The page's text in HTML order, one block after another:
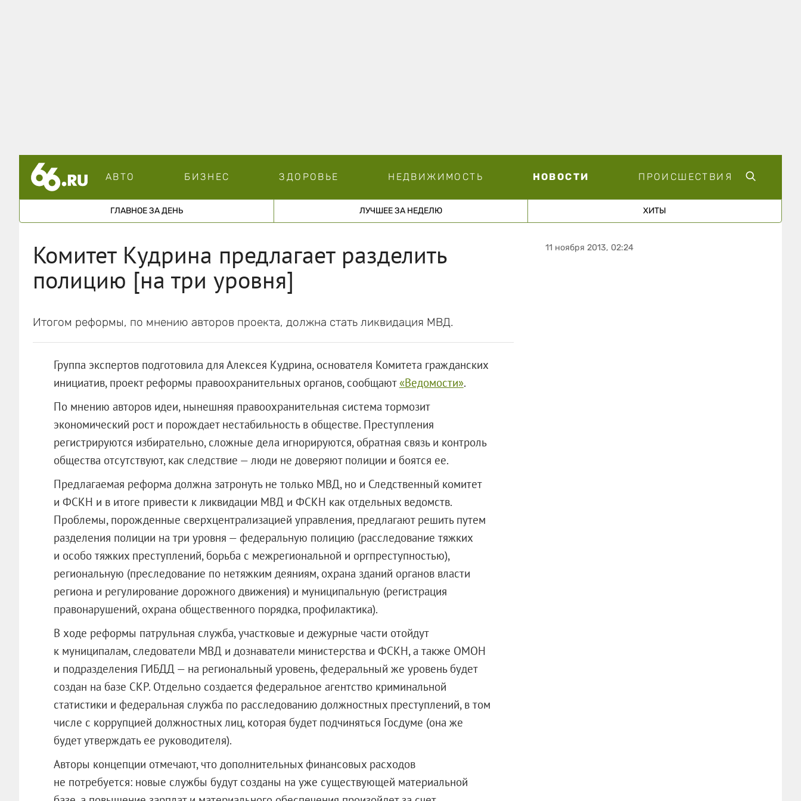
АВТО БИЗНЕС ЗДОРОВЬЕ НЕДВИЖИМОСТЬ НОВОСТИ ПРОИСШЕСТВИЯ
ГЛАВНОЕ ЗА ДЕНЬ ЛУЧШЕЕ ЗА НЕДЕЛЮ ХИТЫ
Комитет Кудрина предлагает разделить
полицию [на три уровня]
Итогом реформы, по мнению авторов проекта, должна стать ликвидация МВД.
Группа экспертов подготовила для Алексея Кудрина, основателя Комитета гражданских
инициатив, проект реформы правоохранительных органов, сообщают«Ведомости».
По мнению авторов идеи, нынешняя правоохранительная система тормозит
экономический рост и порождает нестабильность в обществе. Преступления
регистрируются избирательно, сложные дела игнорируются, обратная связь и контроль
общества отсутствуют, как следствие — люди не доверяют полиции и боятся ее.
Предлагаемая реформа должна затронуть не только МВД, но и Следственный комитет
и ФСКН и в итоге привести к ликвидации МВД и ФСКН как отдельных ведомств.
Проблемы, порожденные сверхцентрализацией управления, предлагают решить путем
разделения полиции на три уровня — федеральную полицию (расследование тяжких
и особо тяжких преступлений, борьба с межрегиональной и оргпреступностью),
региональную (преследование по нетяжким деяниям, охрана зданий органов власти
региона и регулирование дорожного движения) и муниципальную (регистрация
правонарушений, охрана общественного порядка, профилактика).
В ходе реформы патрульная служба, участковые и дежурные части отойдут
к муниципалам, следователи МВД и дознаватели министерства и ФСКН, а также ОМОН
и подразделения ГИБДД — на региональный уровень, федеральный же уровень будет
создан на базе СКР. Отдельно создается федеральное агентство криминальной
статистики и федеральная служба по расследованию должностных преступлений, в том
числе с коррупцией должностных лиц, которая будет подчиняться Госдуме (она же
будет утверждать ее руководителя).
Авторы концепции отмечают, что дополнительных финансовых расходов
не потребуется: новые службы будут созданы на уже существующей материальной
11 ноября 2013, 02:24